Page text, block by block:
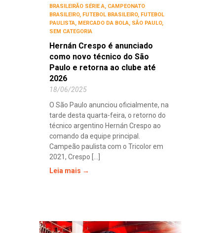
BRASILEIRÃO SÉRIE A, CAMPEONATO
BRASILEIRO, FUTEBOL BRASILEIRO, FUTEBOL
PAULISTA, MERCADO DA BOLA, SÃO PAULO,
SEM CATEGORIA
Hernán Crespo é anunciado
como novo técnico do São
Paulo e retorna ao clube até
2026
18/06/2025
O São Paulo anunciou oficialmente, na
tarde desta quarta-feira, o retorno do
técnico argentino Hernán Crespo ao
comando da equipe principal.
Campeão paulista com o Tricolor em
2021, Crespo [...]
Leia mais →